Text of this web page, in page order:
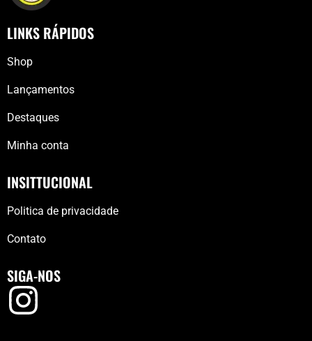
LINKS RÁPIDOS
Shop
Lançamentos
Destaques
Minha conta
INSITTUCIONAL
Politica de privacidade
Contato
SIGA-NOS